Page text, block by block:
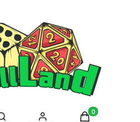
Otwórz wyszukiwarkę Produkty w